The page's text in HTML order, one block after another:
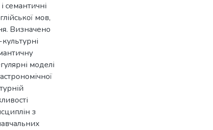
семантичні
мов,
Визначено
моделі
з